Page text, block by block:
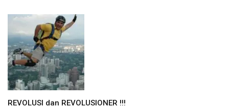
REVOLUSI dan REVOLUSIONER !!!